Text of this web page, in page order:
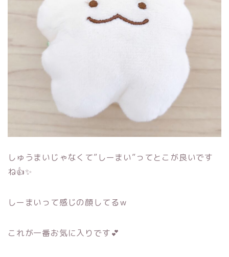
しゅうまいじゃなくて”しーまい”ってとこが良いです
ね👍✨
しーまいって感じの顔してるｗ
これが一番お気に入りです💕